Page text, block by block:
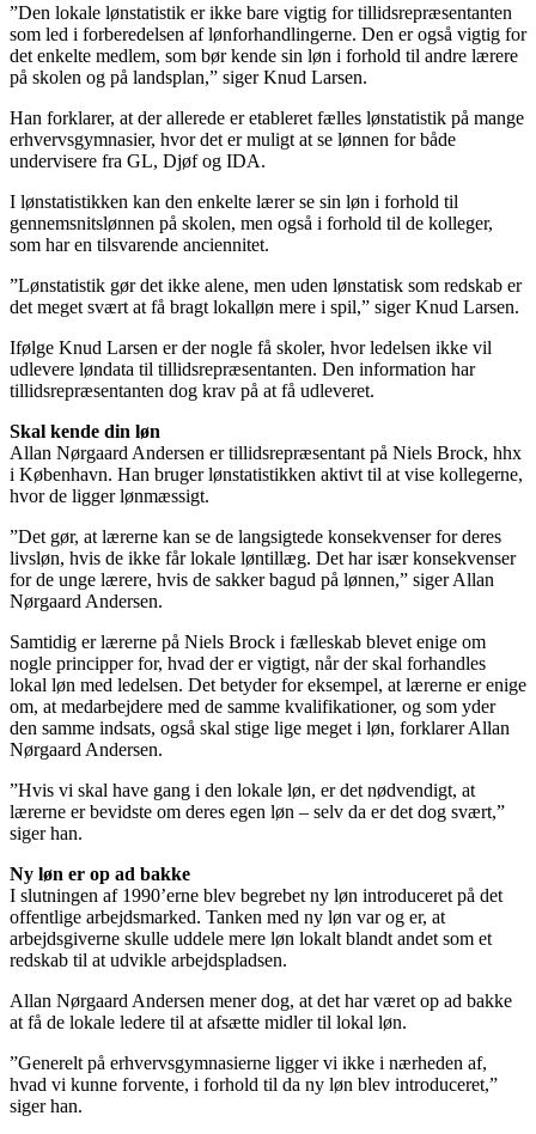
”Den lokale lønstatistik er ikke bare vigtig for tillidsrepræsentanten
som led i forberedelsen af lønforhandlingerne. Den er også vigtig for
det enkelte medlem, som bør kende sin løn i forhold til andre lærere
på skolen og på landsplan,” siger Knud Larsen.
Han forklarer, at der allerede er etableret fælles lønstatistik på mange
erhvervsgymnasier, hvor det er muligt at se lønnen for både
undervisere fra GL, Djøf og IDA.
I lønstatistikken kan den enkelte lærer se sin løn i forhold til
gennemsnitslønnen på skolen, men også i forhold til de kolleger,
som har en tilsvarende anciennitet.
”Lønstatistik gør det ikke alene, men uden lønstatisk som redskab er
det meget svært at få bragt lokalløn mere i spil,” siger Knud Larsen.
Ifølge Knud Larsen er der nogle få skoler, hvor ledelsen ikke vil
udlevere løndata til tillidsrepræsentanten. Den information har
tillidsrepræsentanten dog krav på at få udleveret.
Skal kende din løn
Allan Nørgaard Andersen er tillidsrepræsentant på Niels Brock, hhx
i København. Han bruger lønstatistikken aktivt til at vise kollegerne,
hvor de ligger lønmæssigt.
”Det gør, at lærerne kan se de langsigtede konsekvenser for deres
livsløn, hvis de ikke får lokale løntillæg. Det har især konsekvenser
for de unge lærere, hvis de sakker bagud på lønnen,” siger Allan
Nørgaard Andersen.
Samtidig er lærerne på Niels Brock i fælleskab blevet enige om
nogle principper for, hvad der er vigtigt, når der skal forhandles
lokal løn med ledelsen. Det betyder for eksempel, at lærerne er enige
om, at medarbejdere med de samme kvalifikationer, og som yder
den samme indsats, også skal stige lige meget i løn, forklarer Allan
Nørgaard Andersen.
”Hvis vi skal have gang i den lokale løn, er det nødvendigt, at
lærerne er bevidste om deres egen løn – selv da er det dog svært,”
siger han.
Ny løn er op ad bakke
I slutningen af 1990’erne blev begrebet ny løn introduceret på det
offentlige arbejdsmarked. Tanken med ny løn var og er, at
arbejdsgiverne skulle uddele mere løn lokalt blandt andet som et
redskab til at udvikle arbejdspladsen.
Allan Nørgaard Andersen mener dog, at det har været op ad bakke
at få de lokale ledere til at afsætte midler til lokal løn.
”Generelt på erhvervsgymnasierne ligger vi ikke i nærheden af,
hvad vi kunne forvente, i forhold til da ny løn blev introduceret,”
siger han.